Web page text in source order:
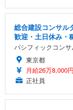
総合建設コンサル
歓迎・土日休み・
パシフィックコン
東京都
月給26万8,000
正社員